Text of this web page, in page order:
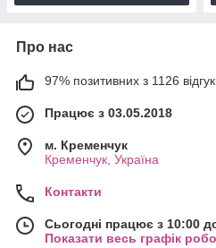
Про нас
97% позитивних з 1126
Працює з 03.05.2018
м. Кременчук
Кременчук, Україна
Контакти
Сьогодні працює з 10:00
Показати весь графік